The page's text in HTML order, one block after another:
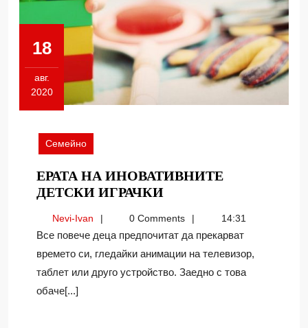
18
авг.
2020
18.08.2020
Семейно
ЕРАТА НА ИНОВАТИВНИТЕ
ДЕТСКИ ИГРАЧКИЕРАТА
ИНОВАТИВНИТЕ
ДЕТСКИ
ИГРАЧКИ
Nevi-IvanNevi-
Ivan
0 Comments 14:31
Все повече деца предпочитат да прекарват
времето си, гледайки анимации на телевизор,
таблет или друго устройство. Заедно с това
обаче[...]